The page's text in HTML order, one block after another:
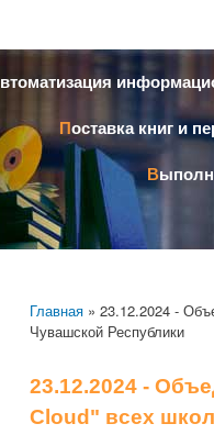
Автоматизация
Поставка книг и
Главная » 23.12.2024 -
Чувашской Республики
23.12.2024 -
Cloud" всех